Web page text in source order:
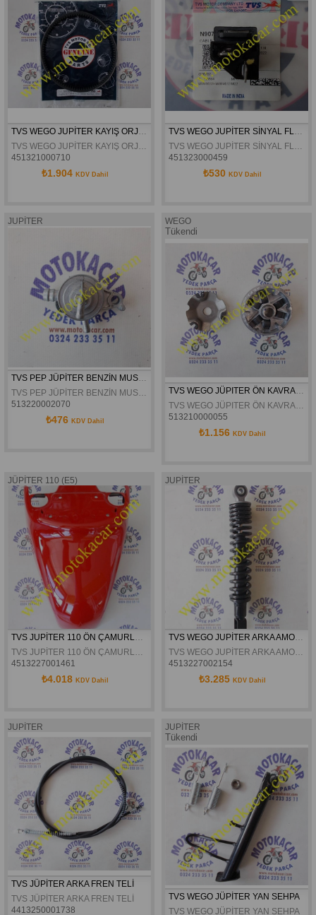
451321000710
₺1.904 KDV Dahil
451323000459
₺530 KDV Dahil
JUPİTER
TVS PEP JÜPİTER BENZİN MUSLUĞU
TVS PEP JÜPİTER BENZİN MUSLUĞU
513220002070
₺476 KDV Dahil
WEGO
Tükendi
513210000055
₺1.156 KDV Dahil
JÜPİTER 110 (E5)
4513227001461
₺4.018 KDV Dahil
JUPİTER
4513227002154
₺3.285 KDV Dahil
JUPİTER
TVS JÜPİTER ARKA FREN TELİ
TVS JÜPİTER ARKA FREN TELİ
4413250001738
JUPİTER
Tükendi
TVS WEGO JÜPİTER YAN SEHPA
TVS WEGO JÜPİTER YAN SEHPA